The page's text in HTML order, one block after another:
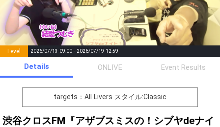
Level 2026/07/13 09:00 - 2026/07/19 12:59
Points List of Goal
number of
positions
Rema
0 Event Begins!
オリジナルアバター制作権獲
得！
Details ONLIVE Event Results
targets：All Livers スタイル:Classic
渋谷クロスFM『アザブスミスの！シブヤdeナイ